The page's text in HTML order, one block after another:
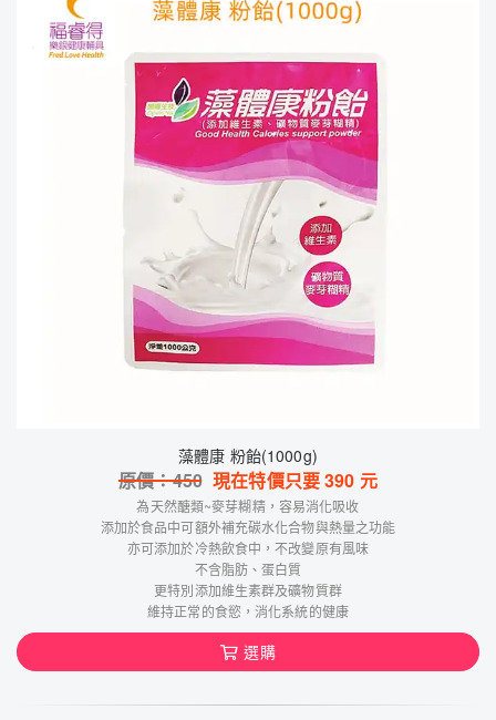
藻體康 粉飴(1000g)
原價：450 現在特價只要390 元
為天然醣類~麥芽糊精，容易消化吸收
添加於食品中可額外補充碳水化合物與熱量之功能
亦可添加於冷熱飲食中，不改變原有風味
不含脂肪、蛋白質
更特別添加維生素群及礦物質群
維持正常的食慾，消化系統的健康
選購